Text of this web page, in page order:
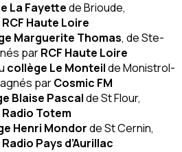
La Fayettede Brioude,
RCF Haute Loire
Marguerite Thomas, de Ste-
parRCF Haute Loire
collège Le Monteilde Monistrol-
parCosmic FM
Blaise Pascalde St Flour,
Radio Totem
Henri Mondorde St Cernin,
Radio Pays d’Aurillac